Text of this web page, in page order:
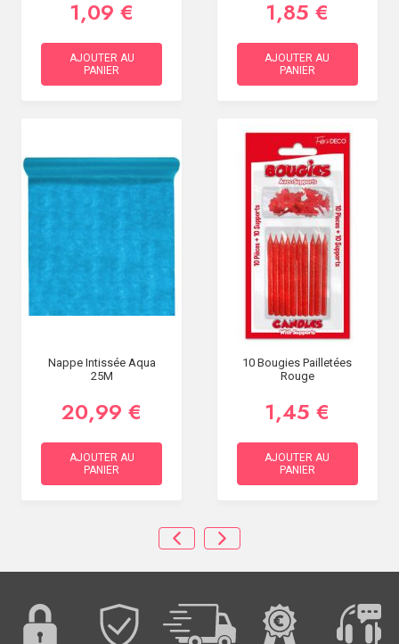
1,09 €
AJOUTER AU
PANIER
1,85 €
AJOUTER AU
PANIER
Nappe Intissée Aqua
25M
20,99 €
AJOUTER AU
PANIER
10 Bougies Pailletées
Rouge
1,45 €
AJOUTER AU
PANIER